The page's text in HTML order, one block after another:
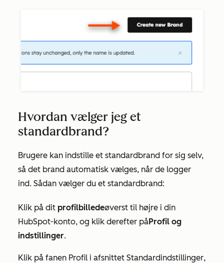
Hvordan vælger jeg et
standardbrand?
Brugere kan indstille et standardbrand for sig selv,
så det brand automatisk vælges, når de logger
ind. Sådan vælger du et standardbrand:
Klik på dit profilbilledeøverst til højre i din
HubSpot-konto, og klik derefter påProfil og
indstillinger.
Klik på fanen Profil i afsnittet Standardindstillinger,